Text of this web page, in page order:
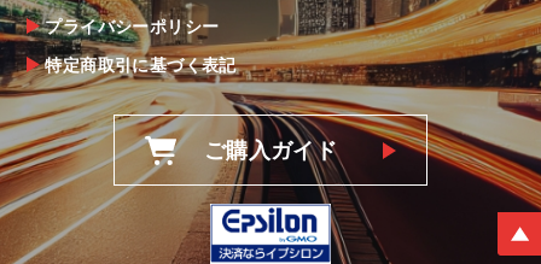
プライバシーポリシー
特定商取引に基づく表記
ご購入ガイド